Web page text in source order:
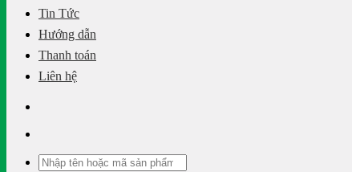
Tin Tức
Hướng dẫn
Thanh toán
Liên hệ
Tìm